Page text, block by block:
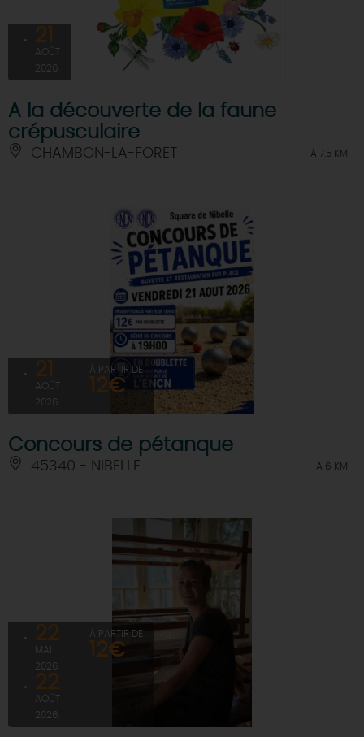
21
AOÛT
2026
A la découverte de la faune
crépusculaire
CHAMBON-LA-FORET À 7.5 KM
21
AOÛT
2026
À PARTIR DE
12€
Concours de pétanque
45340 - NIBELLE À 6 KM
22
MAI
2026
22
AOÛT
2026
À PARTIR DE
12€